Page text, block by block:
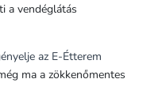
a vendéglátás
az E-Étterem
ma a zökkenőmentes